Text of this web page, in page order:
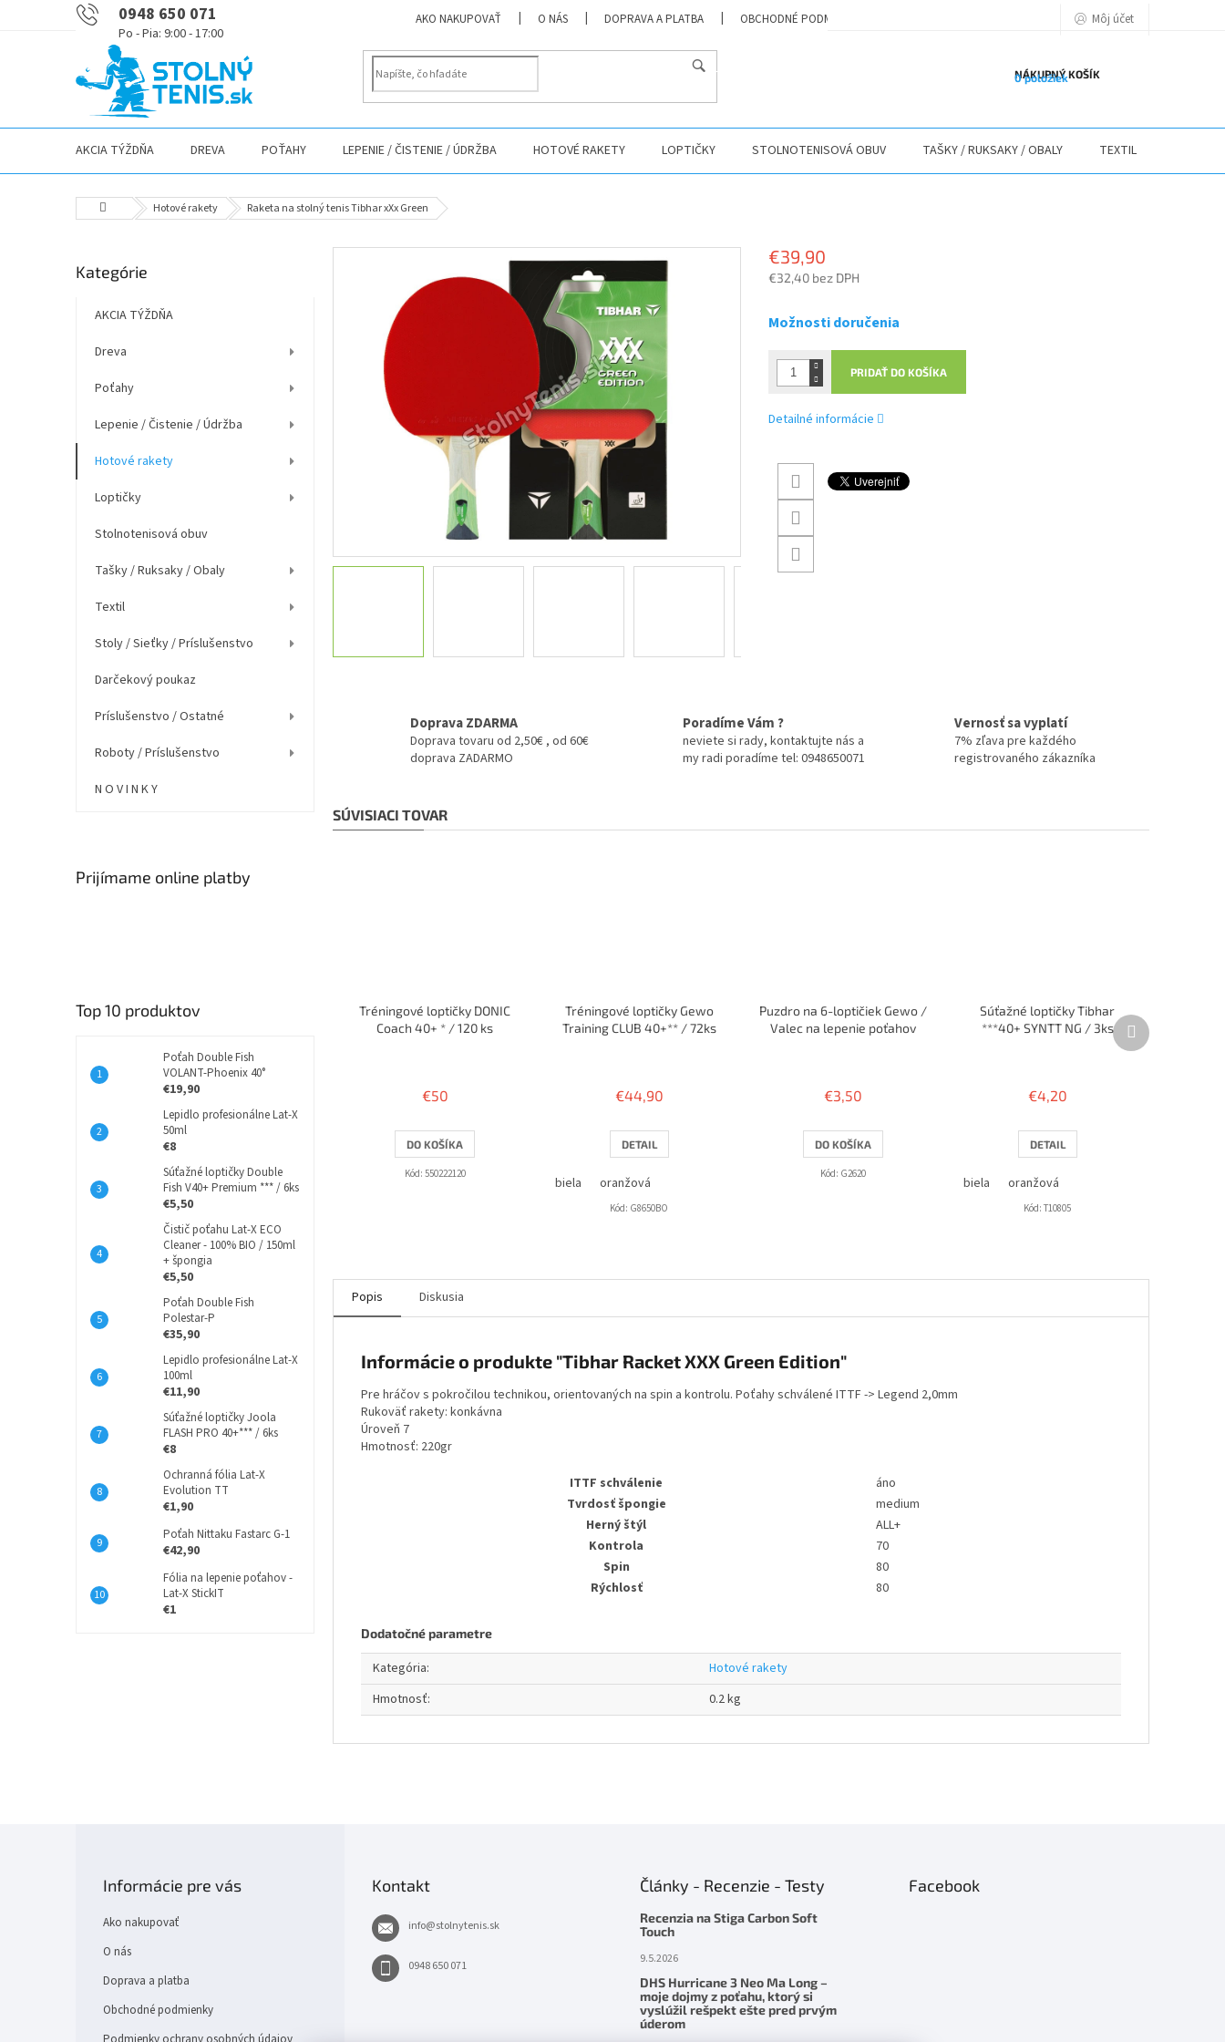
0948 650 071 AKO NAKUPOVAŤ O NÁS DOPRAVA A PLATBA OBCHODNÉ PODMIENKY PODMIENKY OCHRANY OSOBNÝCH ÚDAJOVMôj účet
NÁKUPNÝ KOŠÍK
0 položiek
AKCIA TÝŽDŇA DREVA POŤAHY LEPENIE / ČISTENIE / ÚDRŽBA HOTOVÉ RAKETY LOPTIČKY STOLNOTENISOVÁ OBUV TAŠKY / RUKSAKY / OBALY TEXTIL
DomovHotové rakety Raketa na stolný tenis Tibhar xXx Green
o
Preskočiť
Kategórie
AKCIA TÝŽDŇA
Dreva
Poťahy
Lepenie / Čistenie / Údržba
Hotové rakety
Loptičky
Stolnotenisová obuv
Tašky / Ruksaky / Obaly
Textil
Stoly / Sieťky / Príslušenstvo
Darčekový poukaz
Príslušenstvo / Ostatné
Roboty / Príslušenstvo
N O V I N K Y
Prijímame online platby
Top 10 produktov
Poťah Double Fish
VOLANT-Phoenix 40°
€19,90
Lepidlo profesionálne Lat-X
50ml
€8
Súťažné loptičky Double
Fish V40+ Premium *** / 6ks
€5,50
Čistič poťahu Lat-X ECO
Cleaner - 100% BIO / 150ml
+ špongia
€5,50
Poťah Double Fish
Polestar-P
€35,90
Lepidlo profesionálne Lat-X
100ml
€11,90
Súťažné loptičky Joola
FLASH PRO 40+*** / 6ks
€8
Ochranná fólia Lat-X
Evolution TT
€1,90
Poťah Nittaku Fastarc G-1
€42,90
Fólia na lepenie poťahov -
Lat-X StickIT
€1
€39,90
€32,40 bez DPH
cena:
Možnosti doručenia
PRIDAŤ DO KOŠÍKA
Detailné informácie
Doprava ZDARMA
Doprava tovaru od 2,50€ , od 60€
doprava ZADARMO
Poradíme Vám ?
neviete si rady, kontaktujte nás a
my radi poradíme tel: 0948650071
Vernosť sa vyplatí
7% zľava pre každého
registrovaného zákazníka
SÚVISIACI TOVAR
Tréningové loptičky DONIC
Coach 40+ * / 120 ks
€50
DO KOŠÍKA
Kód: 550222120
Tréningové loptičky Gewo
Training CLUB 40+** / 72ks
€44,90
DETAIL
biela oranžová
Kód: G8650BO
Puzdro na 6-loptičiek Gewo /
Valec na lepenie poťahov
€3,50
DO KOŠÍKA
Kód: G2620
Súťažné loptičky Tibhar
***40+ SYNTT NG / 3ks
€4,20
DETAIL
biela oranžová
Kód: T10805
Ďalší
produkt
Popis Diskusia
Informácie o produkte "Tibhar Racket XXX Green Edition"
Pre hráčov s pokročilou technikou, orientovaných na spin a kontrolu. Poťahy schválené ITTF -> Legend 2,0mm
Rukoväť rakety: konkávna
Úroveň 7
Hmotnosť: 220gr
ITTF schválenie
áno
Tvrdosť špongie
medium
Herný štýl
ALL+
Kontrola
70
Spin
80
Rýchlosť
80
Dodatočné parametre
Kategória:
Hotové rakety
Hmotnosť: 0.2 kg
Informácie pre vás
Ako nakupovať
O nás
Doprava a platba
Obchodné podmienky
Kontakt
info@stolnytenis.sk
0948 650 071
Články - Recenzie - Testy
Recenzia na Stiga Carbon Soft
Touch
9.5.2026
DHS Hurricane 3 Neo Ma Long –
moje dojmy z poťahu, ktorý si
vyslúžil rešpekt ešte pred prvým
úderom
Facebook